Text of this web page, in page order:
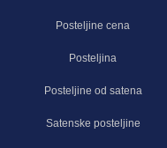
Posteljine cena
Posteljina
Posteljine od satena
Satenske posteljine